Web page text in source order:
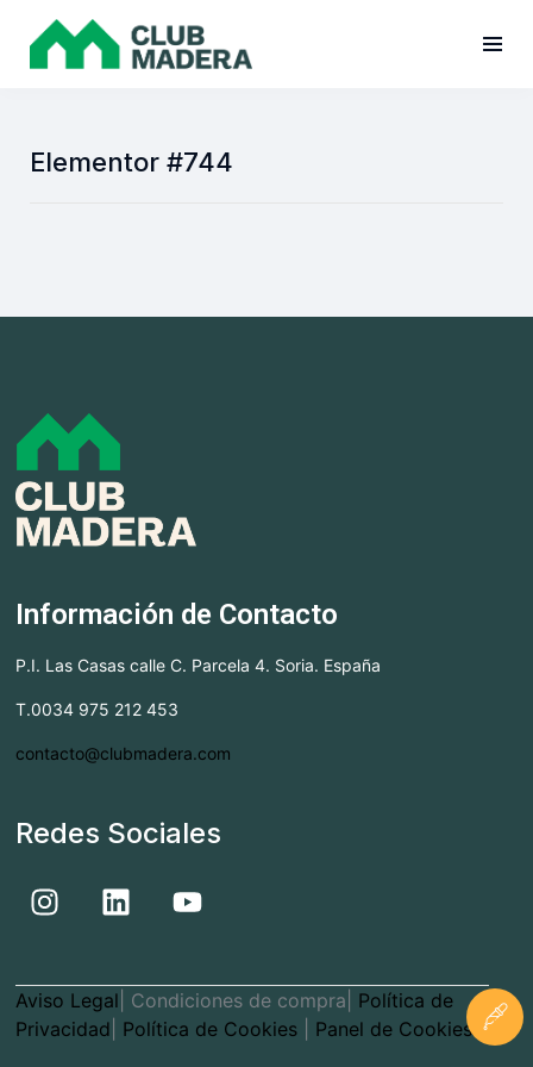
Elementor #744
Información de Contacto
P.I. Las Casas calle C. Parcela 4. Soria. España
T.0034 975 212 453
contacto@clubmadera.com
Redes Sociales
Aviso Legal | Condiciones de compra| Política de
Privacidad Política de Cookies Panel de Cookies